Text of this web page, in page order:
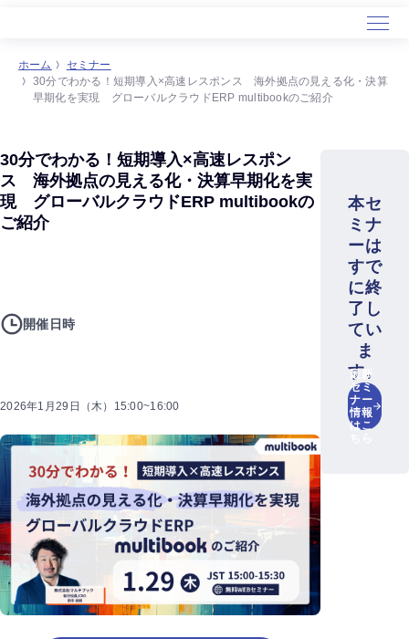
ホーム
セミナー
30分でわかる！短期導入×高速レスポンス 海外拠点の見える化・決算
早期化を実現 グローバルクラウドERP multibookのご紹介
30分でわかる！短期導入×高速レスポン
ス 海外拠点の見える化・決算早期化を実
現 グローバルクラウドERP multibookの
ご紹介
開催日時
2026年1月29日（木）15:00~16:00
本セ
ミナ
ーは
すで
に終
了し
てい
ま
す。
最新
セミ
ナー
情報
はこ